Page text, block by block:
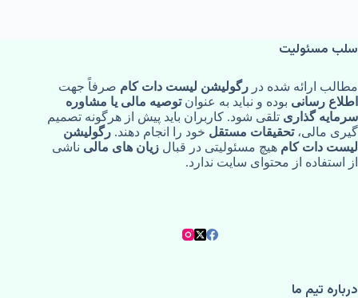
سلب مسئولیت
مطالب ارائه‌ شده در رگولیشن لیست دات کام صرفاً جهت
اطلاع‌ رسانی بوده و نباید به‌ عنوانتوصیه مالی یا مشاوره
سرمایه‌ گذاری تلقی شود. کاربران باید پیش از هرگونه تصمیم‌
گیری مالی،تحقیقات مستقل خود را انجام دهند. رگولیشن
لیست دات کام هیچ مسئولیتی در قبال زیان‌ های مالی ناشی
از استفاده از محتوای سایت ندارد.
درباره تیم ما